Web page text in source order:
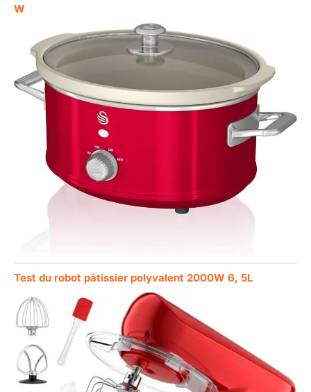
W
Test du robot pâtissier polyvalent 2000W 6, 5L